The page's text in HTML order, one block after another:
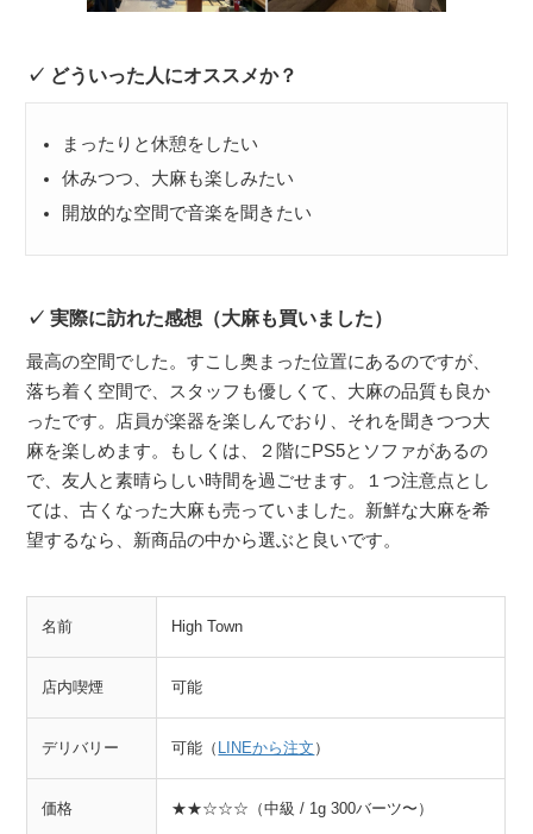
どういった人にオススメか？
まったりと休憩をしたい
休みつつ、大麻も楽しみたい
開放的な空間で音楽を聞きたい
実際に訪れた感想（大麻も買いました）
最高の空間でした。すこし奥まった位置にあるのですが、
落ち着く空間で、スタッフも優しくて、大麻の品質も良か
ったです。店員が楽器を楽しんでおり、それを聞きつつ大
麻を楽しめます。もしくは、２階にPS5とソファがあるの
で、友人と素晴らしい時間を過ごせます。１つ注意点とし
ては、古くなった大麻も売っていました。新鮮な大麻を希
望するなら、新商品の中から選ぶと良いです。
名前 High Town
店内喫煙 可能
デリバリー 可能（ LINEから注文 ）
価格 ★★☆☆☆（中級 / 1g 300バーツ〜）